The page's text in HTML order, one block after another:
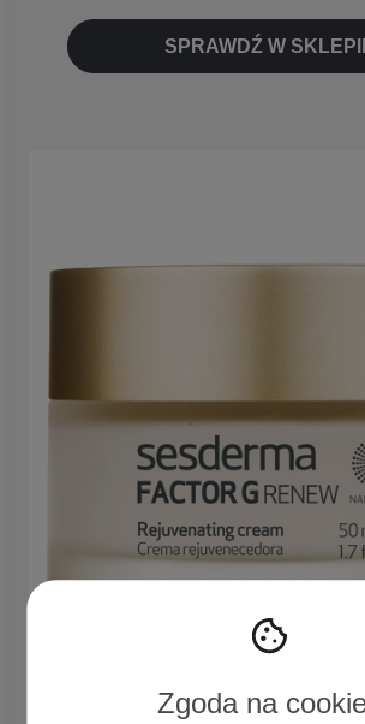
Zgoda na
SPRAWDŹ W
Sesderma – Factor G Renew
Regenerujący Krem